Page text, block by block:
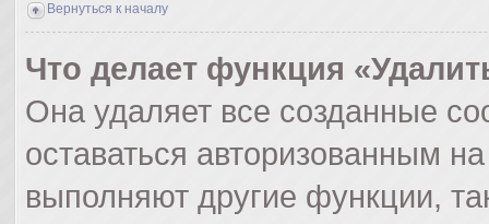
Вернуться к началу
Что делает функция
Она удаляет все созданные
оставаться авторизованным
выполняют другие функции,